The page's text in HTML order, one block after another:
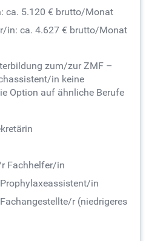
ca. 5.120 € brutto/Monat
in: ca. 4.627 € brutto/Monat
zum/zur ZMF –
in keine
Option auf ähnliche Berufe
Fachhelfer/in
in
r (niedrigeres